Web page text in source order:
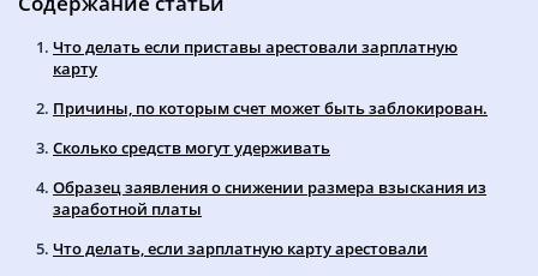
Что делать если приставы арестовали зарплатную
карту
Причины, по которым счет может быть заблокирован.
Сколько средств могут удерживать
Образец заявления о снижении размера взыскания из
заработной платы
Что делать, если зарплатную карту арестовали